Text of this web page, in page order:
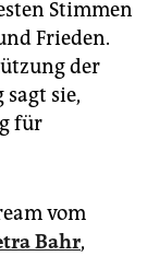
Stimmen
Frieden.
der
sie,
für
vom
Bahr,